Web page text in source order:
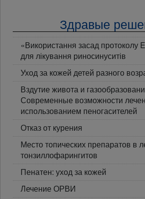
Здравые
«Використання засад протоколу
для лікування риносинуситів
Уход за кожей детей разного
Вздутие живота и
Современные возможности
использованием пеногасителей
Отказ от курения
Место топических препаратов в
тонзиллофарингитов
Пенатен: уход за кожей
Лечение ОРВИ